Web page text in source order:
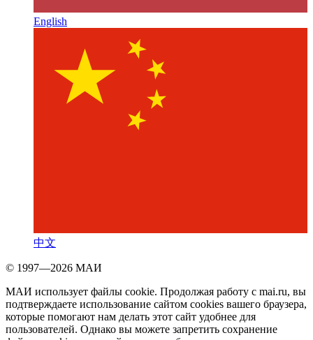
English
中文
© 1997—2026 МАИ
МАИ использует файлы cookie. Продолжая работу с mai.ru, вы
подтверждаете использование сайтом cookies вашего браузера,
которые помогают нам делать этот сайт удобнее для
пользователей. Однако вы можете запретить сохранение